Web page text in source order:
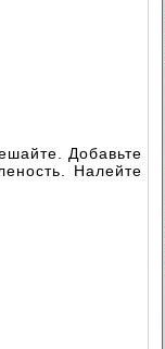
Добавьте
Налейте